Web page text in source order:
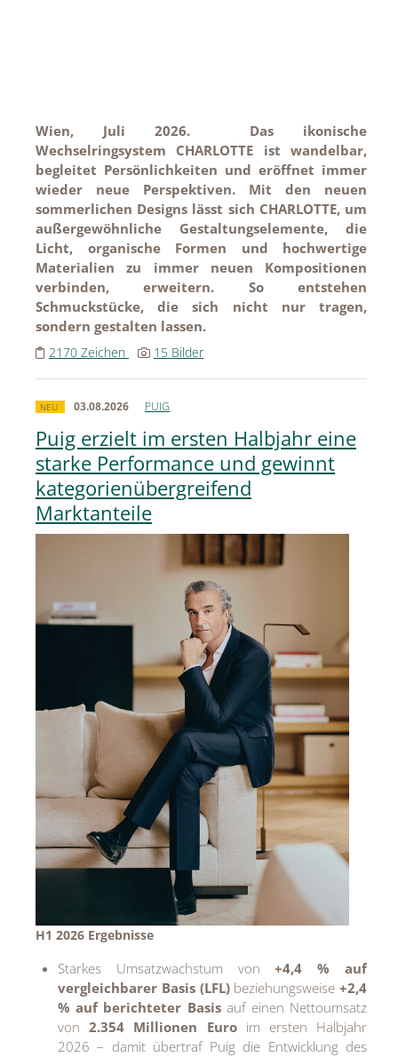
Wien, Juli 2026. Das ikonische
Wechselringsystem CHARLOTTE ist wandelbar,
begleitet Persönlichkeiten und eröffnet immer
wieder neue Perspektiven. Mit den neuen
sommerlichen Designs lässt sich CHARLOTTE, um
außergewöhnliche Gestaltungselemente, die
Licht, organische Formen und hochwertige
Materialien zu immer neuen Kompositionen
verbinden, erweitern. So entstehen
Schmuckstücke, die sich nicht nur tragen,
sondern gestalten lassen.
2170 Zeichen 15 Bilder
NEU 03.08.2026 PUIG
Puig erzielt im ersten Halbjahr eine
starke Performance und gewinnt
kategorienübergreifend
Marktanteile
H1 2026 Ergebnisse
Starkes Umsatzwachstum von+4,4 % auf
vergleichbarer Basis (LFL)beziehungsweise +2,4
% auf berichteter Basisauf einen Nettoumsatz
von2.354 Millionen Euroim ersten Halbjahr
2026 – damit übertraf Puig die Entwicklung des